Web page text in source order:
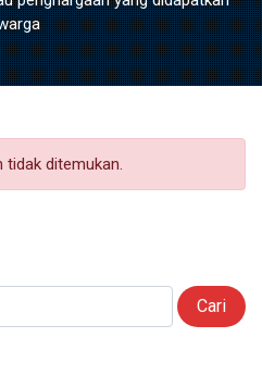
tidak ditemukan.